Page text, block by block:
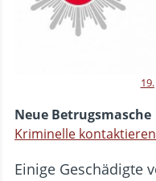
Neue Betrugsmasche
Kriminelle
Einige Geschädigte